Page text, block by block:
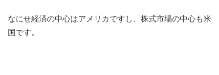
なにせ経済の中心はアメリカですし、株式市場の中心も米
国です。